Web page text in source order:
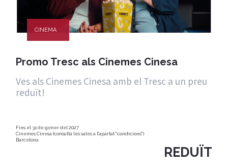
CINEMA
Promo Tresc als Cinemes Cinesa
Ves als Cinemes Cinesa amb el Tresc a un preu
reduït!
Fins el 31 de gener del 2027
Cinemes Cinesa (consulta les sales a l'apartat "condicions")
Barcelona
REDUÏT